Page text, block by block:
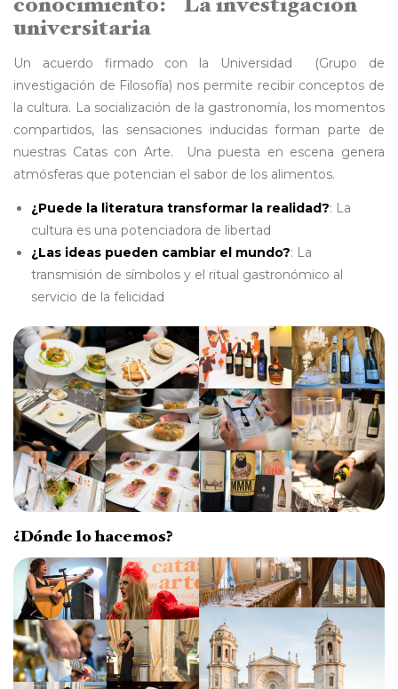
conocimiento: La investigación
universitaria
Un acuerdo firmado con la Universidad (Grupo de
investigación de Filosofía) nos permite recibir conceptos de
la cultura. La socialización de la gastronomía, los momentos
compartidos, las sensaciones inducidas forman parte de
nuestras Catas con Arte. Una puesta en escena genera
atmósferas que potencian el sabor de los alimentos. ​
¿Puede la literatura transformar la realidad?: La
cultura es una potenciadora de libertad
¿Las ideas pueden cambiar el mundo?: La
transmisión de símbolos y el ritual gastronómico al
servicio de la felicidad
¿Dónde lo hacemos?